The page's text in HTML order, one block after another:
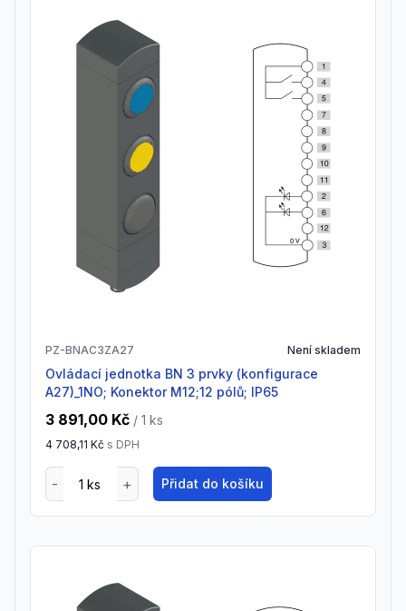
PZ-BNAC3ZA27 Není skladem
Ovládací jednotka BN 3 prvky (konfigurace
A27)_1NO; Konektor M12;12 pólů; IP65
3 891,00 Kč / 1 ks
4 708,11 Kč s DPH
Přidat do košíku